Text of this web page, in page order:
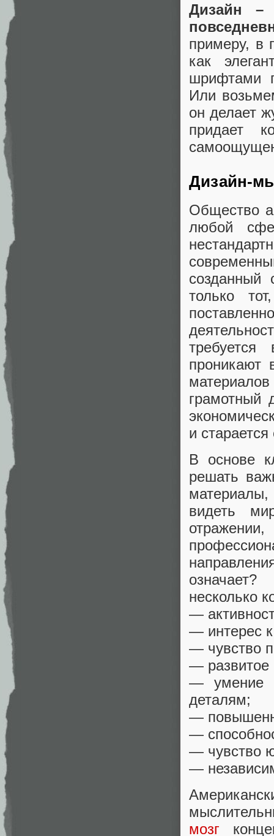
Дизайн –
примеру, в
как
шрифтами
Или
он делает
придает
Дизайн-
Общество
любой
созданный
только
проникают
грамотный
и
В основе
решать
видеть
несколько
—
— интерес
— чувство
— развитое
— умение
деталям;
—
—
— чувство
—
мозг